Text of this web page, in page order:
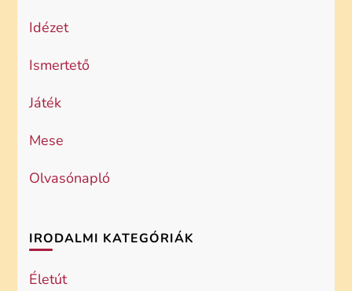
Idézet
Ismertető
Játék
Mese
Olvasónapló
IRODALMI KATEGÓRIÁK
Életút